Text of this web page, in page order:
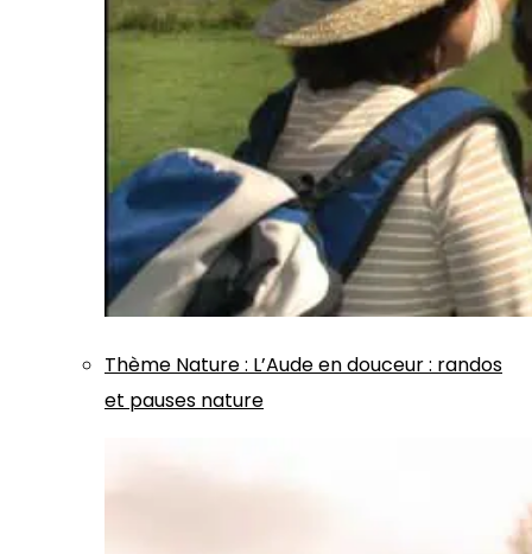
Thème Nature: L’Aude en douceur : randos
et pauses nature